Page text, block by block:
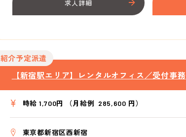
求人詳細
紹介予定派遣
【新宿駅エリア】レンタルオフィス／受付事務
時給 1,700円 （月給例 285,600 円）
東京都新宿区西新宿